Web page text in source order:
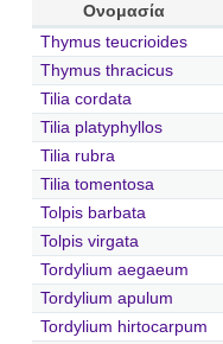
Ονομασία
Thymus teucrioides
Thymus thracicus
Tilia cordata
Tilia platyphyllos
Tilia rubra
Tilia tomentosa
Tolpis barbata
Tolpis virgata
Tordylium aegaeum
Tordylium apulum
Tordylium hirtocarpum